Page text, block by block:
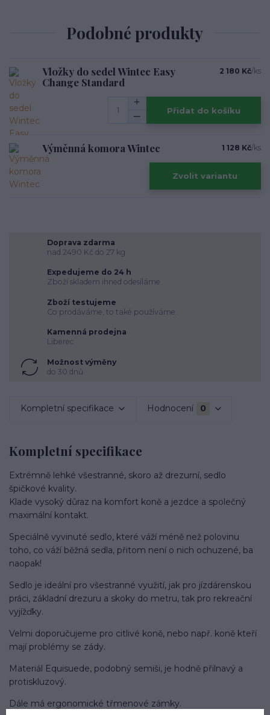
Podobné produkty
Vložky do sedel Wintec Easy
Change Standard
2 180 Kč/ks
Přidat do košíku
Výměnná komora Wintec 1 128 Kč/ks
Zvolit variantu
Doprava zdarma
nad 2490 Kč do 27 kg
Expedujeme do 24 h
Zboží skladem ihned odesíláme
Zboží testujeme
Co prodáváme, to také používáme
Kamenná prodejna
Liberec
Možnost výměny
do 30 dnů
Kompletní specifikace Hodnocení 0
Kompletní specifikace
Extrémně lehké všestranné, skoro až drezurní, sedlo
špičkové kvality.
Klade vysoký důraz na komfort koně a jezdce a společný
maximální kontakt.
Speciálně vyvinuté sedlo, které váží méně než polovinu
toho, co váží běžná sedla, přitom není o nich ochuzené, ba
naopak!
Sedlo je ideální pro všestranné využití, jak pro jízdárenskou
práci, základní drezuru a skoky do metru, tak pro rekreační
vyjížďky.
Velmi doporučujeme pro citlivé koně, nebo např. koně kteří
mají problémy se zády.
Materiál Equisuede, podobný semiši, je hodně přilnavý a
protiskluzový.
Dále má ergonomické třmenové zámky.